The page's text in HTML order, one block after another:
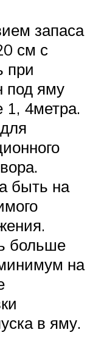
запаса
см с
при
под яму
4метра.
быть на
больше
на
в яму.